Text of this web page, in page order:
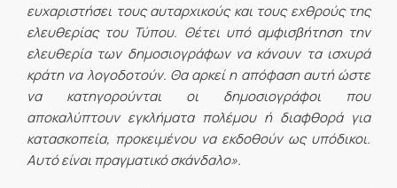
ευχαριστήσει τους αυταρχικούς και τους εχθρούς της
ελευθερίας του Τύπου. Θέτει υπό αμφισβήτηση την
ελευθερία των δημοσιογράφων να κάνουν τα ισχυρά
κράτη να λογοδοτούν. Θα αρκεί η απόφαση αυτή ώστε
να κατηγορούνται οι δημοσιογράφοι που
αποκαλύπτουν εγκλήματα πολέμου ή διαφθορά για
κατασκοπεία, προκειμένου να εκδοθούν ως υπόδικοι.
Αυτό είναι πραγματικό σκάνδαλο».